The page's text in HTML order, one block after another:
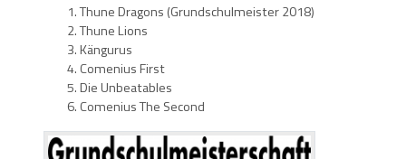
Thune Dragons (Grundschulmeister 2018)
Thune Lions
Kängurus
Comenius First
Die Unbeatables
Comenius The Second